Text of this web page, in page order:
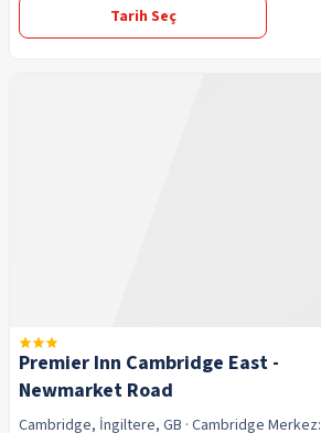
Tarih Seç
Premier Inn Cambridge East -
Newmarket Road
Cambridge, İngiltere, GB · Cambridge Merkez: